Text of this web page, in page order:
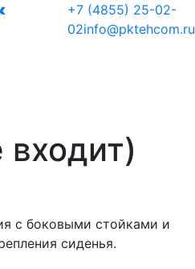
+7 (4855) 25-02-
02info@pktehcom.ru
с боковыми стойками и
сиденья.